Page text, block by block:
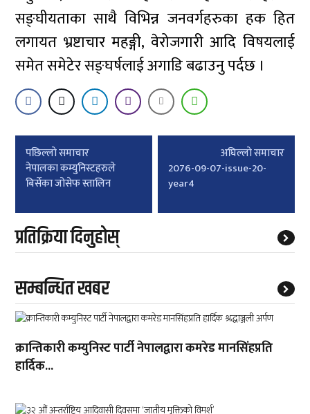
सङ्घीयताका साथै विभिन्न जनवर्गहरुका हक हित
लगायत भ्रष्टाचार महङ्गी, वेरोजगारी आदि विषयलाई
समेत समेटेर सङ्घर्षलाई अगाडि बढाउनु पर्दछ ।
Post
navigation
पछिल्लाे समाचार
नेपालका कम्युनिस्टहरुले
बिर्सेका जोसेफ स्तालिन
अघिल्लाे समाचार
2076-09-07-issue-20-
year4
प्रतिक्रिया दिनुहोस्
सम्बन्धित खबर
क्रान्तिकारी कम्युनिस्ट पार्टी नेपालद्वारा कमरेड मानसिंहप्रति
हार्दिक...